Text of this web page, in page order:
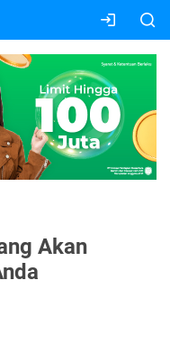
Akan